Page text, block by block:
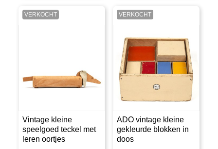
VERKOCHT
Vintage kleine
speelgoed teckel met
leren oortjes
VERKOCHT
ADO vintage kleine
gekleurde blokken in
doos